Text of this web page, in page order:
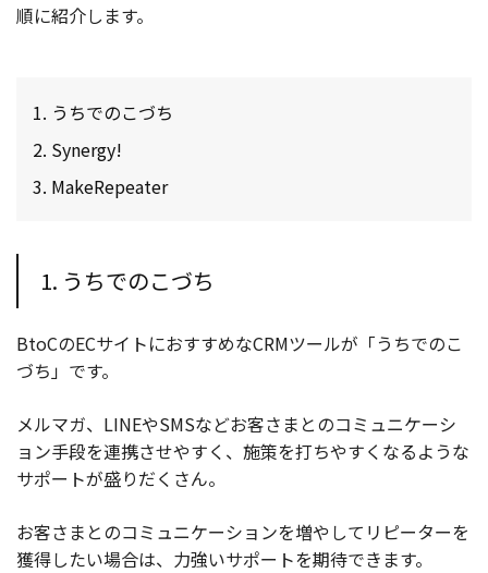
順に紹介します。
うちでのこづち
Synergy!
MakeRepeater
1. うちでのこづち
BtoCのECサイトにおすすめなCRMツールが「うちでのこ
づち」です。
メルマガ、LINEやSMSなどお客さまとのコミュニケーシ
ョン手段を連携させやすく、施策を打ちやすくなるような
サポートが盛りだくさん。
お客さまとのコミュニケーションを増やしてリピーターを
獲得したい場合は、力強いサポートを期待できます。